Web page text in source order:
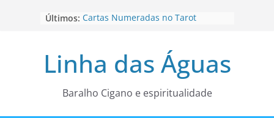
Últimos: Cartas Numeradas no Tarot
para está fase
Os Naipes no Tarot
Cartas da Corte no Tarot
Linha das Águas
Baralho Cigano e espiritualidade